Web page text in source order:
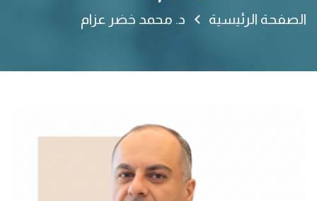
الصفحة الرئيسية د. محمد خضر عزام